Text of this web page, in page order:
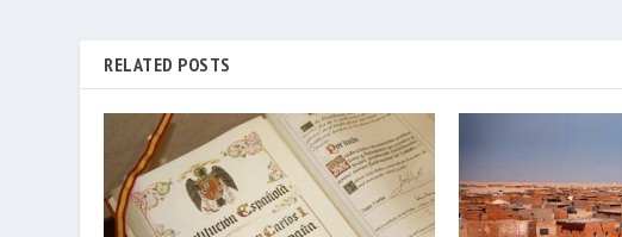
RELATED POSTS